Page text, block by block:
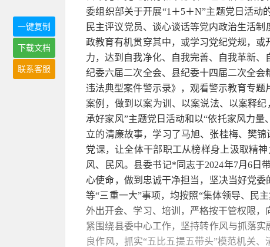
委组织部关于开展“1＋5＋N”主题党日活动
民主评议党员、谈心谈话等党内政治生活
政教育有机贯穿其中，或学习党纪党规，
力，达到自我净化、自我完善、自我革新
纪委六届二次全会、县纪委十四届二次全
违法典型案件警示录》，观看警示教育专
案例，做到以案为训、以案说法、以案释
承好家风”主题党日活动和以“依托家风力
立的清廉故事，学习了马旭、张桂梅、樊
党课，让全体干部职工从榜样身上汲取精
风、民风。县委书记*同志于2024年7月6日
心使命，做到忠诚干净担当，坚决当好党
等“三重一大”事项，均按照“集体领导、民
外出开会、学习、培训，严格按干管权限
紧围绕县委中心工作，坚持转作风与抓落
良作风，抓实“五比五提五带头”模范机关
一键复制
下载文档
联系客服